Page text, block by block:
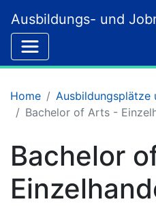
Ausbildungs- und
Home
Ausbildungsplätze
Bachelor of Arts -
Bachelor